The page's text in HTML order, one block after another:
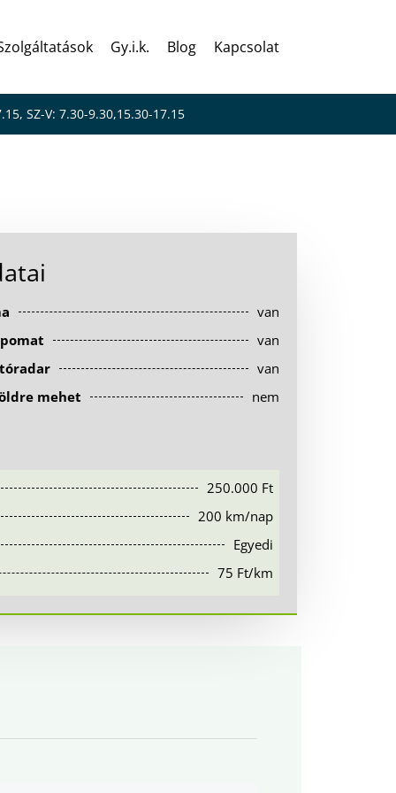
Gy.i.k. Blog Kapcsolat
SZ-V: 7.30-9.30,15.30-17.15
van
van
van
mehet
nem
250.000 Ft
200 km/nap
Egyedi
75 Ft/km